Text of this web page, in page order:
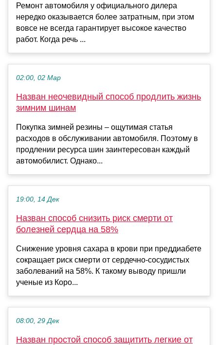
Ремонт автомобиля у официального дилера
нередко оказывается более затратным, при этом
вовсе не всегда гарантирует высокое качество
работ. Когда речь ...
02:00, 02 Мар
Назван неочевидный способ продлить жизнь
зимним шинам
Покупка зимней резины – ощутимая статья
расходов в обслуживании автомобиля. Поэтому в
продлении ресурса шин заинтересован каждый
автомобилист. Однако...
19:00, 14 Дек
Назван способ снизить риск смерти от
болезней сердца на 58%
Снижение уровня сахара в крови при преддиабете
сокращает риск смерти от сердечно-сосудистых
заболеваний на 58%. К такому выводу пришли
ученые из Коро...
08:00, 29 Дек
Назван простой способ защитить легкие от